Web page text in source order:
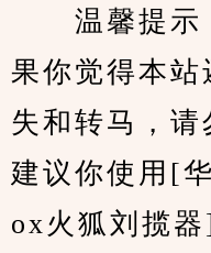
温馨提示
果你觉得本站
失和转马，请
建议你使用[
ox火狐刘揽